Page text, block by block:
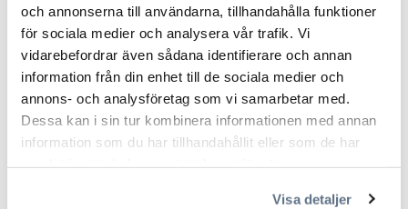
och annonserna till användarna, tillhandahålla funktioner
för sociala medier och analysera vår trafik. Vi
vidarebefordrar även sådana identifierare och annan
information från din enhet till de sociala medier och
annons- och analysföretag som vi samarbetar med.
Dessa kan i sin tur kombinera informationen med annan
information som du har tillhandahållit eller som de har
Visa detaljer
Vilken är din favoritprodukt i kollektionen? Berätta!
Jag älskar ull och bär det gärna året runt. Så alla
ullplagg är mina favoriter! Man får anpassa ärmlängden
efter behovet; vi har ju långärmade, kortärmade och
en tank top i 100% merinoull. En annan favorit är vår
nya outdoorbyxa - en byxa jag ofta använder på min